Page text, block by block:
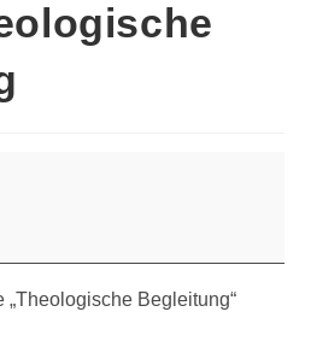
„Theologische Begleitung“